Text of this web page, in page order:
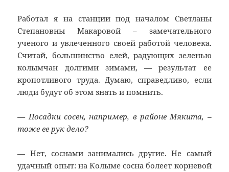
Работал я на станции под началом Светланы
Степановны Макаровой – замечательного
ученого и увлеченного своей работой человека.
Считай, большинство елей, радующих зеленью
колымчан долгими зимами, — результат ее
кропотливого труда. Думаю, справедливо, если
люди будут об этом знать и помнить.
— Посадки сосен, например, в районе Мякита, –
тоже ее рук дело?
— Нет, соснами занимались другие. Не самый
удачный опыт: на Колыме сосна болеет корневой